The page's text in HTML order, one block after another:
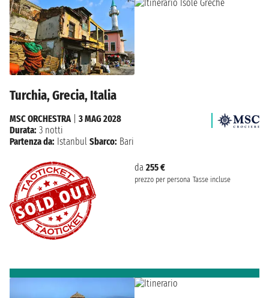
Turchia, Grecia, Italia
da 255 €
prezzo per persona Tasse incluse
MSC ORCHESTRA
3 MAG 2028
Durata: 3 notti
Partenza da: Istanbul Sbarco: Bari